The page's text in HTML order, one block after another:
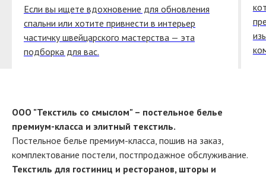
Если вы ищете вдохновение для обновления
спальни или хотите привнести в интерьер
частичку швейцарского мастерства — эта
подборка для вас.
ООО "Текстиль со смыслом" – постельное белье
премиум-класса и элитный текстиль.
Постельное белье премиум-класса, пошив на заказ,
комплектование постели, постпродажное обслуживание.
Текстиль для гостиниц и ресторанов, шторы и